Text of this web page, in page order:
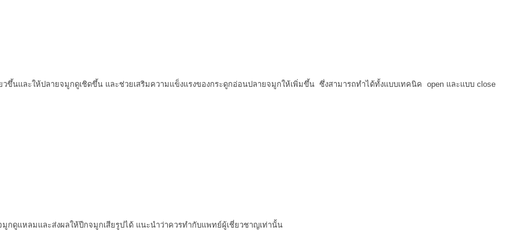
ขึ้นและให้ปลายจมูกดูเชิดขึ้น และช่วยเสริมความแข็งแรงของกระดูกอ่อนปลายจมูกให้เพิ่มขึ้น ซึ่งสามารถทำได้ทั้งแบบเทคนิค open และแบบ close
กดูแหลมและส่งผลให้ปีกจมูกเสียรูปได้ แนะนำว่าควรทำกับแพทย์ผู้เชี่ยวชาญเท่านั้น